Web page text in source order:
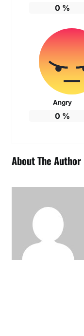
0 %
Angry
0 %
About The Author